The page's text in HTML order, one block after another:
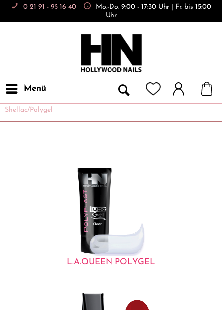
0 21 91 - 95 16 40
Mo.-Do. 9:00 - 17:30 Uhr | Fr. bis 15:00
Uhr
Menü
Shellac/Polygel
L.A.QUEEN POLYGEL